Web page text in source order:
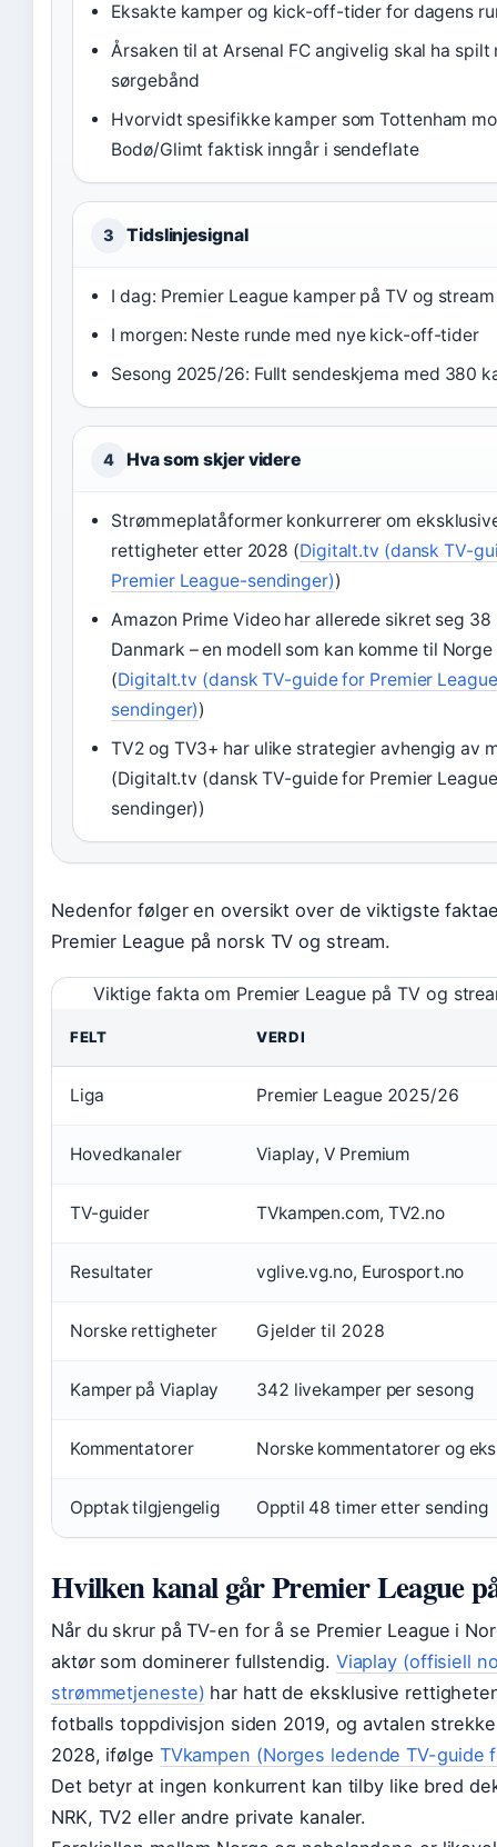
Eksakte kamper og kick-off-tider for dagens
Årsaken til at Arsenal FC angivelig skal ha spilt
sørgebånd
Hvorvidt spesifikke kamper som Tottenham
Bodø/Glimt faktisk inngår i sendeflate
3 Tidslinjesignal
I dag: Premier League kamper på TV og
I morgen: Neste runde med nye kick-off-tider
Sesong 2025/26: Fullt sendeskjema med 380
4 Hva som skjer videre
Strømmeplatåformer konkurrerer om
rettigheter etter 2028 (Digitalt.tv (dansk TV-
Premier League-sendinger))
Amazon Prime Video har allerede sikret seg 38
Danmark – en modell som kan komme til Norge
(Digitalt.tv (dansk TV-guide for Premier
sendinger))
TV2 og TV3+ har ulike strategier avhengig av
(Digitalt.tv (dansk TV-guide for Premier
sendinger))
Nedenfor følger en oversikt over de viktigste
Premier League på norsk TV og stream.
Viktige fakta om Premier League på TV og
FELT VERDI
Liga Premier League 2025/26
Hovedkanaler Viaplay, V Premium
TV-guider TVkampen.com, TV2.no
Resultater vglive.vg.no, Eurosport.no
Norske rettigheter Gjelder til 2028
Kamper på Viaplay 342 livekamper per sesong
Kommentatorer Norske kommentatorer og
Opptak tilgjengelig Opptil 48 timer etter sending
Hvilken kanal går Premier League
Når du skrur på TV-en for å se Premier League i
aktør som dominerer fullstendig. Viaplay (offisiell
strømmetjeneste) har hatt de eksklusive
fotballs toppdivisjon siden 2019, og avtalen
2028, ifølge TVkampen (Norges ledende TV-guide
Det betyr at ingen konkurrent kan tilby like bred
NRK, TV2 eller andre private kanaler.